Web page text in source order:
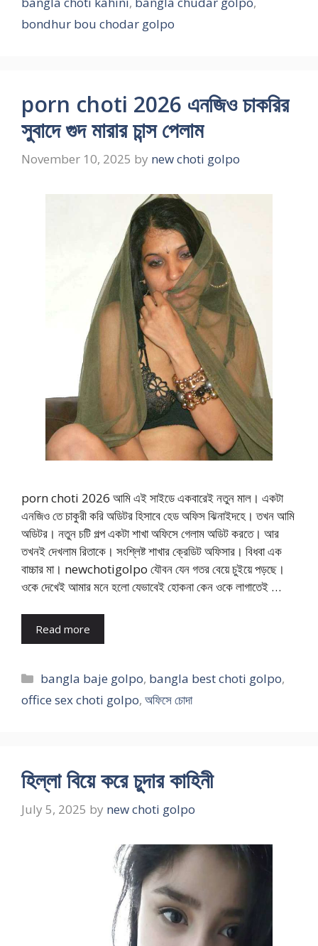
bondhur bou chodar golpo
porn choti 2026 এনজিও চাকরির
সুবাদে গুদ মারার চান্স পেলাম
November 10, 2025 by new choti golpo
porn choti 2026 আমি এই সাইডে একবারেই নতুন মাল। একটা
এনজিও তে চাকুরী করি অডিটর হিসাবে হেড অফিস ঝিনাইদহে। তখন আমি
অডিটর। নতুন চটি গল্প একটা শাখা অফিসে গেলাম অডিট করতে। আর
তখনই দেখলাম রিতাকে। সংশ্লিষ্ট শাখার ক্রেডিট অফিসার। বিধবা এক
বাচ্চার মা। newchotigolpo যৌবন যেন গতর বেয়ে চুইয়ে পড়ছে।
ওকে দেখেই আমার মনে হলো যেভাবেই হোকনা কেন ওকে লাগাতেই …
Read more
Categories
bangla baje golpo, bangla best choti golpo,
office sex choti golpo, অফিসে চোদা
হিল্লা বিয়ে করে চুদার কাহিনী
July 5, 2025 by new choti golpo